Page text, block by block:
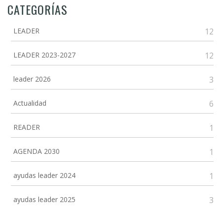
CATEGORÍAS
LEADER 12
LEADER 2023-2027 12
leader 2026 3
Actualidad 6
READER 1
AGENDA 2030 1
ayudas leader 2024 1
ayudas leader 2025 3